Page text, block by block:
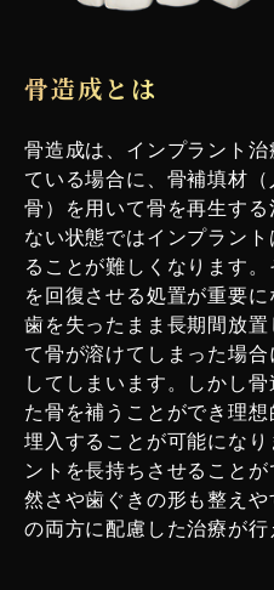
骨造成とは
骨造成は、インプラント
ている場合に、骨補填材
骨）を用いて骨を再生す
ない状態ではインプラン
ることが難しくなります
を回復させる処置が重要に
歯を失ったまま長期間放
て骨が溶けてしまった場
してしまいます。しかし
た骨を補うことができ理
埋入することが可能にな
ントを長持ちさせること
然さや歯ぐきの形も整え
の両方に配慮した治療が行